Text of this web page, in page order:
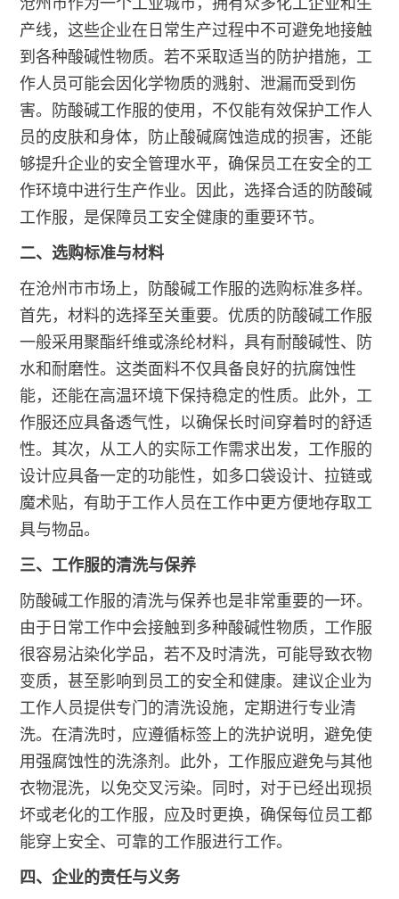
沧州市作为一个工业城市，拥有众多化工企业和生
产线，这些企业在日常生产过程中不可避免地接触
到各种酸碱性物质。若不采取适当的防护措施，工
作人员可能会因化学物质的溅射、泄漏而受到伤
害。防酸碱工作服的使用，不仅能有效保护工作人
员的皮肤和身体，防止酸碱腐蚀造成的损害，还能
够提升企业的安全管理水平，确保员工在安全的工
作环境中进行生产作业。因此，选择合适的防酸碱
工作服，是保障员工安全健康的重要环节。
二、选购标准与材料
在沧州市市场上，防酸碱工作服的选购标准多样。
首先，材料的选择至关重要。优质的防酸碱工作服
一般采用聚酯纤维或涤纶材料，具有耐酸碱性、防
水和耐磨性。这类面料不仅具备良好的抗腐蚀性
能，还能在高温环境下保持稳定的性质。此外，工
作服还应具备透气性，以确保长时间穿着时的舒适
性。其次，从工人的实际工作需求出发，工作服的
设计应具备一定的功能性，如多口袋设计、拉链或
魔术贴，有助于工作人员在工作中更方便地存取工
具与物品。
三、工作服的清洗与保养
防酸碱工作服的清洗与保养也是非常重要的一环。
由于日常工作中会接触到多种酸碱性物质，工作服
很容易沾染化学品，若不及时清洗，可能导致衣物
变质，甚至影响到员工的安全和健康。建议企业为
工作人员提供专门的清洗设施，定期进行专业清
洗。在清洗时，应遵循标签上的洗护说明，避免使
用强腐蚀性的洗涤剂。此外，工作服应避免与其他
衣物混洗，以免交叉污染。同时，对于已经出现损
坏或老化的工作服，应及时更换，确保每位员工都
能穿上安全、可靠的工作服进行工作。
四、企业的责任与义务